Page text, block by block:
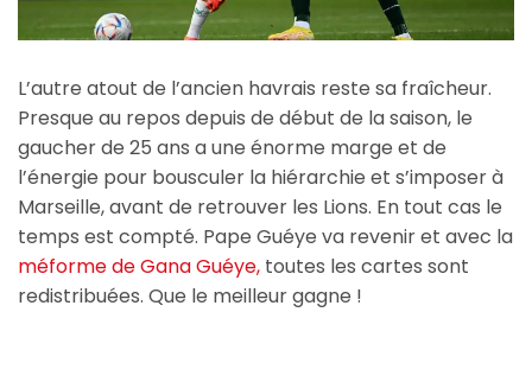
L’autre atout de l’ancien havrais reste sa fraîcheur.
Presque au repos depuis de début de la saison, le
gaucher de 25 ans a une énorme marge et de
l’énergie pour bousculer la hiérarchie et s’imposer à
Marseille, avant de retrouver les Lions. En tout cas le
temps est compté. Pape Guéye va revenir et avec la
méforme de Gana Guéye, toutes les cartes sont
redistribuées. Que le meilleur gagne !